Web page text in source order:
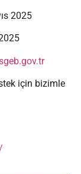
2025
için bizimle